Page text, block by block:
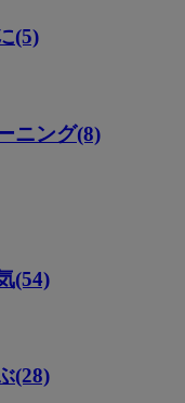
(5)
ニング(8)
(54)
(28)